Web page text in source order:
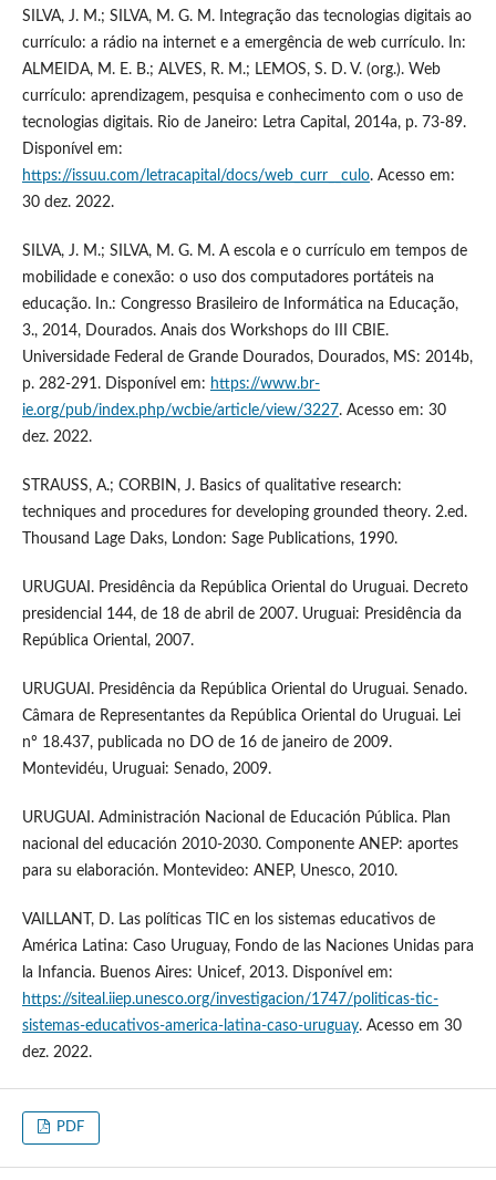
SILVA, J. M.; SILVA, M. G. M. Integração das tecnologias digitais ao
currículo: a rádio na internet e a emergência de web currículo. In:
ALMEIDA, M. E. B.; ALVES, R. M.; LEMOS, S. D. V. (org.). Web
currículo: aprendizagem, pesquisa e conhecimento com o uso de
tecnologias digitais. Rio de Janeiro: Letra Capital, 2014a, p. 73-89.
Disponível em:
https://issuu.com/letracapital/docs/web_curr__culo. Acesso em:
30 dez. 2022.
SILVA, J. M.; SILVA, M. G. M. A escola e o currículo em tempos de
mobilidade e conexão: o uso dos computadores portáteis na
educação. In.: Congresso Brasileiro de Informática na Educação,
3., 2014, Dourados. Anais dos Workshops do III CBIE.
Universidade Federal de Grande Dourados, Dourados, MS: 2014b,
p. 282-291. Disponível em: https://www.br-
ie.org/pub/index.php/wcbie/article/view/3227. Acesso em: 30
dez. 2022.
STRAUSS, A.; CORBIN, J. Basics of qualitative research:
techniques and procedures for developing grounded theory. 2.ed.
Thousand Lage Daks, London: Sage Publications, 1990.
URUGUAI. Presidência da República Oriental do Uruguai. Decreto
presidencial 144, de 18 de abril de 2007. Uruguai: Presidência da
República Oriental, 2007.
URUGUAI. Presidência da República Oriental do Uruguai. Senado.
Câmara de Representantes da República Oriental do Uruguai. Lei
nº 18.437, publicada no DO de 16 de janeiro de 2009.
Montevidéu, Uruguai: Senado, 2009.
URUGUAI. Administración Nacional de Educación Pública. Plan
nacional del educación 2010-2030. Componente ANEP: aportes
para su elaboración. Montevideo: ANEP, Unesco, 2010.
VAILLANT, D. Las políticas TIC en los sistemas educativos de
América Latina: Caso Uruguay, Fondo de las Naciones Unidas para
la Infancia. Buenos Aires: Unicef, 2013. Disponível em:
https://siteal.iiep.unesco.org/investigacion/1747/politicas-tic-
sistemas-educativos-america-latina-caso-uruguay. Acesso em 30
dez. 2022.
PDF